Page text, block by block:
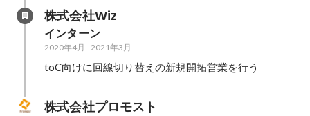
株式会社Wiz
インターン
2020年4月 -2021年3月
toC向けに回線切り替えの新規開拓営業を行う
株式会社プロモスト